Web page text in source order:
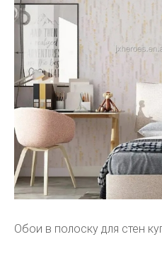
Обои в полоску для стен